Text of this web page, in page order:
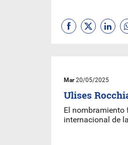
Mar20/05/2025
Ulises
El nombramiento
internacional de